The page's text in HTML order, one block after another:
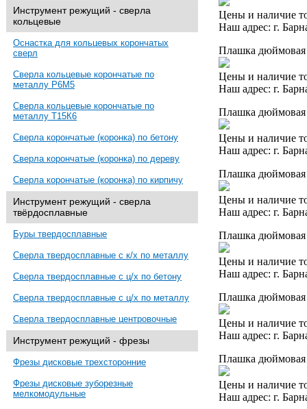
Инструмент режущий - сверла
кольцевые
Оснастка для кольцевых корончатых
сверл
Сверла кольцевые корончатые по
металлу Р6М5
Сверла кольцевые корончатые по
металлу Т15К6
Сверла корончатые (коронка) по бетону
Сверла корончатые (коронка) по дереву
Сверла корончатые (коронка) по кирпичу
Инструмент режущий - сверла
твёрдосплавные
Буры твердосплавные
Сверла твердосплавные с к/х по металлу
Сверла твердосплавные с ц/х по бетону
Сверла твердосплавные с ц/х по металлу
Сверла твердосплавные центровочные
Инструмент режущий - фрезы
Фрезы дисковые трехсторонние
Фрезы дисковые зуборезные
мелкомодульные
Цены и наличие
Наш адрес: г.
Плашка
Цены и наличие
Наш адрес: г.
Плашка
Цены и наличие
Наш адрес: г.
Плашка
Цены и наличие
Наш адрес: г.
Плашка
Цены и наличие
Наш адрес: г.
Плашка
Цены и наличие
Наш адрес: г.
Плашка
Цены и наличие
Наш адрес: г.